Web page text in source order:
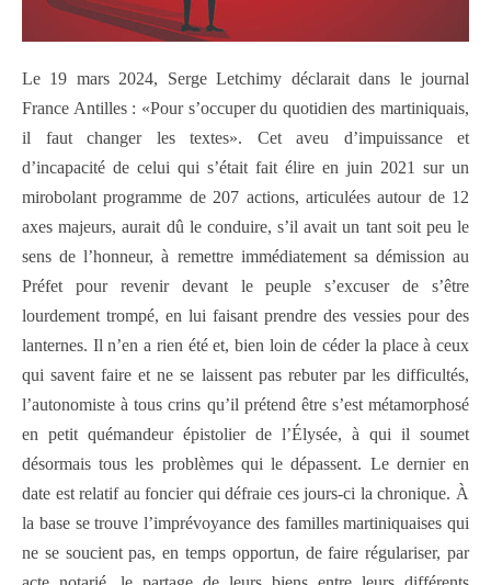
Le 19 mars 2024, Serge Letchimy déclarait dans le journal
France Antilles : «Pour s’occuper du quotidien des martiniquais,
il faut changer les textes». Cet aveu d’impuissance et
d’incapacité de celui qui s’était fait élire en juin 2021 sur un
mirobolant programme de 207 actions, articulées autour de 12
axes majeurs, aurait dû le conduire, s’il avait un tant soit peu le
sens de l’honneur, à remettre immédiatement sa démission au
Préfet pour revenir devant le peuple s’excuser de s’être
lourdement trompé, en lui faisant prendre des vessies pour des
lanternes. Il n’en a rien été et, bien loin de céder la place à ceux
qui savent faire et ne se laissent pas rebuter par les difficultés,
l’autonomiste à tous crins qu’il prétend être s’est métamorphosé
en petit quémandeur épistolier de l’Élysée, à qui il soumet
désormais tous les problèmes qui le dépassent. Le dernier en
date est relatif au foncier qui défraie ces jours-ci la chronique. À
la base se trouve l’imprévoyance des familles martiniquaises qui
ne se soucient pas, en temps opportun, de faire régulariser, par